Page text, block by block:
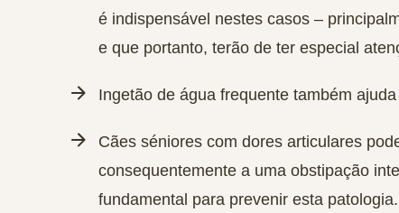
é indispensável nestes casos –
e que portanto, terão de ter especial
Ingetão de água frequente também
Cães séniores com dores articulares
consequentemente a uma obstipação
fundamental para prevenir esta patologia.